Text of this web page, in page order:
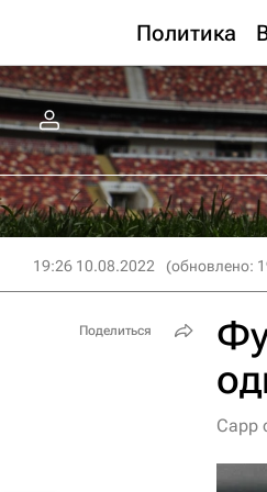
Политика
19:26 10.08.2022 (обновлено:
Сарр
Поделиться